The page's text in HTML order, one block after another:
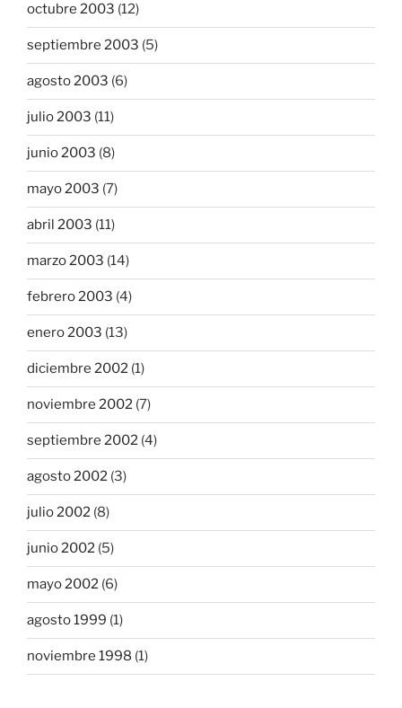
octubre 2003 (12)
septiembre 2003 (5)
agosto 2003 (6)
julio 2003 (11)
junio 2003 (8)
mayo 2003 (7)
abril 2003 (11)
marzo 2003 (14)
febrero 2003 (4)
enero 2003 (13)
diciembre 2002 (1)
noviembre 2002 (7)
septiembre 2002 (4)
agosto 2002 (3)
julio 2002 (8)
junio 2002 (5)
mayo 2002 (6)
agosto 1999 (1)
noviembre 1998 (1)